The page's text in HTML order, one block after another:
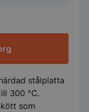
stålplatta
300 °C.
som